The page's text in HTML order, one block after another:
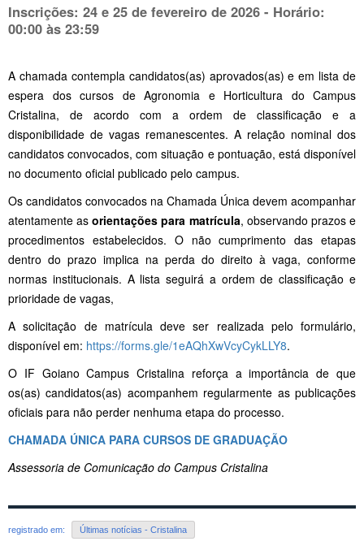
Inscrições: 24 e 25 de fevereiro de 2026 - Horário:
00:00 às 23:59
A chamada contempla candidatos(as) aprovados(as) e em lista de
espera dos cursos de Agronomia e Horticultura do Campus
Cristalina, de acordo com a ordem de classificação e a
disponibilidade de vagas remanescentes. A relação nominal dos
candidatos convocados, com situação e pontuação, está disponível
no documento oficial publicado pelo campus.
Os candidatos convocados na Chamada Única devem acompanhar
atentamente asorientações para matrícula, observando prazos e
procedimentos estabelecidos. O não cumprimento das etapas
dentro do prazo implica na perda do direito à vaga, conforme
normas institucionais. A lista seguirá a ordem de classificação e
prioridade de vagas,
A solicitação de matrícula deve ser realizada pelo formulário,
disponível em: https://forms.gle/1eAQhXwVcyCykLLY8.
O IF Goiano Campus Cristalina reforça a importância de que
os(as) candidatos(as) acompanhem regularmente as publicações
oficiais para não perder nenhuma etapa do processo.
CHAMADA ÚNICA PARA CURSOS DE GRADUAÇÃO
Assessoria de Comunicação do Campus Cristalina
registrado em: Últimas notícias - Cristalina